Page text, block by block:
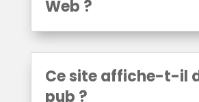
Web ?
Ce site affiche-t-il
pub ?